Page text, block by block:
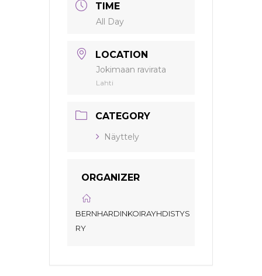
TIME
All Day
LOCATION
Jokimaan ravirata
Lahti
CATEGORY
Näyttely
ORGANIZER
BERNHARDINKOIRAYHDISTYS
RY